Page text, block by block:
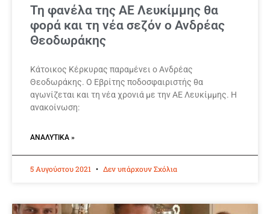
Τη φανέλα της ΑΕ Λευκίμμης θα
φορά και τη νέα σεζόν ο Ανδρέας
Θεοδωράκης
Κάτοικος Κέρκυρας παραμένει ο Ανδρέας
Θεοδωράκης. Ο Εβρίτης ποδοσφαιριστής θα
αγωνίζεται και τη νέα χρονιά με την ΑΕ Λευκίμμης. Η
ανακοίνωση:
ΑΝΑΛΥΤΙΚΆ »
5 Αυγούστου 2021 Δεν υπάρχουν Σχόλια